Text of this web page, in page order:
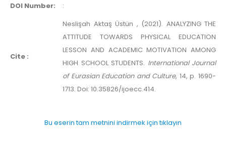
DOI Number:
:
Cite :
Neslişah Aktaş Üstün , (2021). ANALYZING THE
ATTITUDE TOWARDS PHYSICAL EDUCATION
LESSON AND ACADEMIC MOTIVATION AMONG
HIGH SCHOOL STUDENTS. International Journal
of Eurasian Education and Culture, 14, p. 1690-
1713. Doi: 10.35826/ijoecc.414.
Bu eserin tam metnini indirmek için tıklayın